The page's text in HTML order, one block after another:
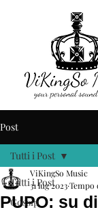
Post
Tutti i Post
Gossip
Tutti i Post
PUPO: su
ViKingSo Music
31 lug 2023Tempo